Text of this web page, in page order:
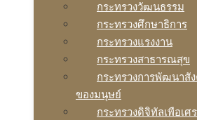
กระทรวงวัฒนธรรม
กระทรวงศึกษาธิการ
กระทรวงแรงงาน
กระทรวงสาธารณสุข
กระทรวงการพัฒนาสั
ของมนุษย์
กระทรวงดิจิทัลเพือเ